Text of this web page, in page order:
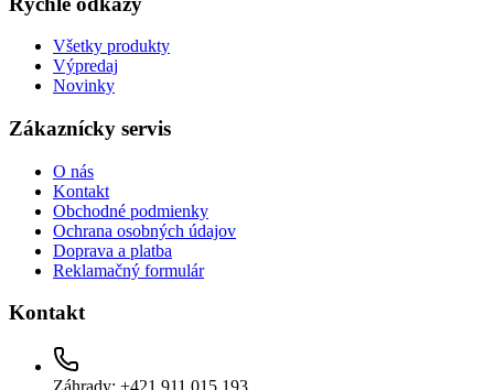
Všetky produkty
Výpredaj
Novinky
Zákaznícky servis
O nás
Kontakt
Obchodné podmienky
Ochrana osobných údajov
Doprava a platba
Reklamačný formulár
Kontakt